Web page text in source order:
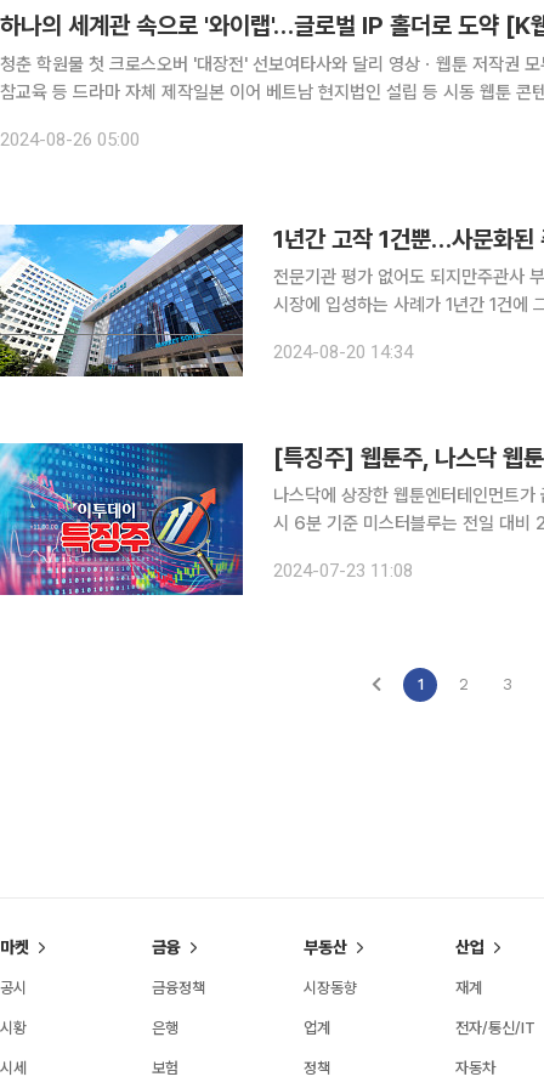
하나의 세계관 속으로 '와이랩'…글로벌 IP 홀더로 도약
청춘 학원물 첫 크로스오버 '대장전' 선보여타사와 달리 영상ㆍ웹툰 저작권
참교육 등 드라마 자체 제작일본 이어 베트남 현지법인 설립 등 시동 웹툰 콘텐츠 제작사인 와이랩이 학원물 세계관인 블루스트링 첫 크로
2024-08-26 05:00
1년간 고작 1건뿐…사문화된
전문기관 평가 없어도 되지만주관사 부담·책임 커 고려 안 해
시장에 입성하는 사례가 1년간 1건에
2024-08-20 14:34
[특징주] 웹툰주, 나스닥 웹
나스닥에 상장한 웹툰엔터테인먼트가 급등
시 6분 기준 미스터블루는 전일 대비
사 웹툰엔터테인먼트는 16.97% 오
2024-07-23 11:08
1 2 3
마켓
공시
시황
시세
금융
금융정책
은행
보험
부동산
시장동향
업계
정책
산업
재계
전자/통신/IT
자동차